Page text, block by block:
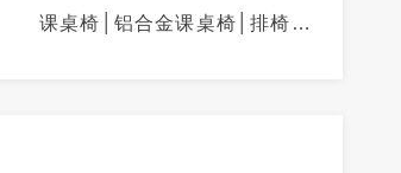
课桌椅│铝合金课桌椅│排椅│礼